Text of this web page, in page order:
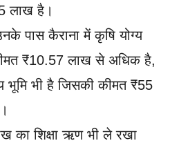
लाख है।
पास कैराना में कृषि योग्य
₹10.57 लाख से अधिक है,
भूमि भी है जिसकी कीमत ₹55
का शिक्षा ऋण भी ले रखा